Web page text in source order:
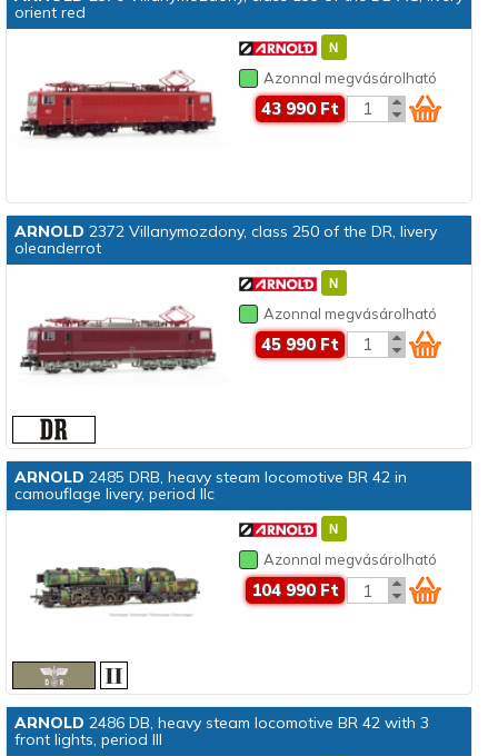
orient red
Azonnal megvásárolható
43 990 Ft
ARNOLD 2372 Villanymozdony, class 250 of the DR, livery
oleanderrot
Azonnal megvásárolható
45 990 Ft
ARNOLD 2485 DRB, heavy steam locomotive BR 42 in
camouflage livery, period IIc
Azonnal megvásárolható
104 990 Ft
ARNOLD 2486 DB, heavy steam locomotive BR 42 with 3
front lights, period III